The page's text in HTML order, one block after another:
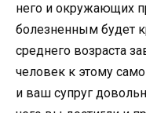
него и окружающих
болезненным будет
среднего возраста
человек к этому
и ваш супруг